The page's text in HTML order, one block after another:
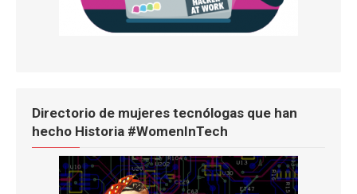
Directorio de mujeres tecnólogas que han
hecho Historia #WomenInTech